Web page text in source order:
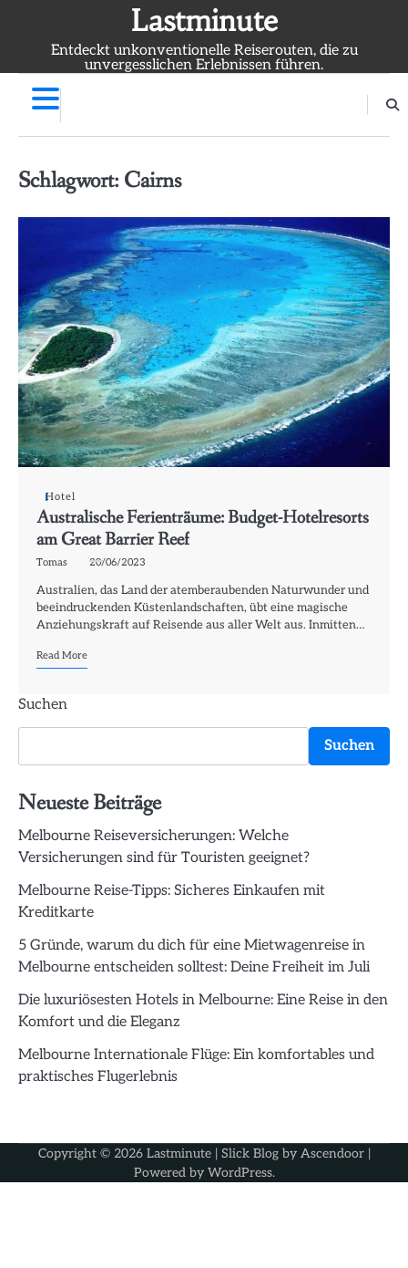
Lastminute
Entdeckt unkonventionelle Reiserouten, die zu
unvergesslichen Erlebnissen führen.
Schlagwort: Cairns
Hotel
Australische Ferienträume: Budget-Hotelresorts
am Great Barrier Reef
Tomas 20/06/2023
Australien, das Land der atemberaubenden Naturwunder und
beeindruckenden Küstenlandschaften, übt eine magische
Anziehungskraft auf Reisende aus aller Welt aus. Inmitten…
Read More
Suchen
Suchen
Neueste Beiträge
Melbourne Reiseversicherungen: Welche
Versicherungen sind für Touristen geeignet?
Melbourne Reise-Tipps: Sicheres Einkaufen mit
Kreditkarte
5 Gründe, warum du dich für eine Mietwagenreise in
Melbourne entscheiden solltest: Deine Freiheit im Juli
Die luxuriösesten Hotels in Melbourne: Eine Reise in den
Komfort und die Eleganz
Melbourne Internationale Flüge: Ein komfortables und
praktisches Flugerlebnis
Copyright © 2026 Lastminute| Slick Blog by Ascendoor|
Powered by WordPress.